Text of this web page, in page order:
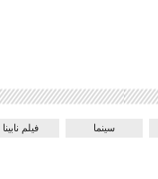
سینما فیلم نابینا